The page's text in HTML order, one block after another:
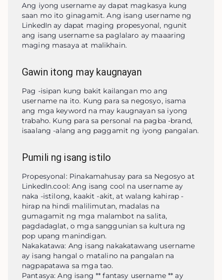
Ang iyong username ay dapat magkasya kung
saan mo ito ginagamit. Ang isang username ng
LinkedIn ay dapat maging propesyonal, ngunit
ang isang username sa paglalaro ay maaaring
maging masaya at malikhain.
Gawin itong may kaugnayan
Pag -isipan kung bakit kailangan mo ang
username na ito. Kung para sa negosyo, isama
ang mga keyword na may kaugnayan sa iyong
trabaho. Kung para sa personal na pagba -brand,
isaalang -alang ang paggamit ng iyong pangalan.
Pumili ng isang istilo
Propesyonal: Pinakamahusay para sa Negosyo at
LinkedIn.cool: Ang isang cool na username ay
naka -istilong, kaakit -akit, at walang kahirap -
hirap na hindi malilimutan, madalas na
gumagamit ng mga malambot na salita,
pagdadaglat, o mga sanggunian sa kultura ng
pop upang manindigan.
Nakakatawa: Ang isang nakakatawang username
ay isang hangal o matalino na pangalan na
nagpapatawa sa mga tao.
Pantasya: Ang isang ** fantasy username ** ay